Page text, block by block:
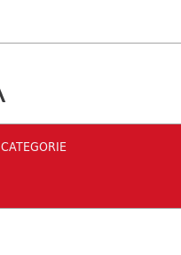
CATEGORIE